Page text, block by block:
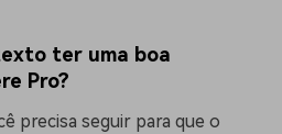
ter uma boa
Pro?
precisa seguir para que o